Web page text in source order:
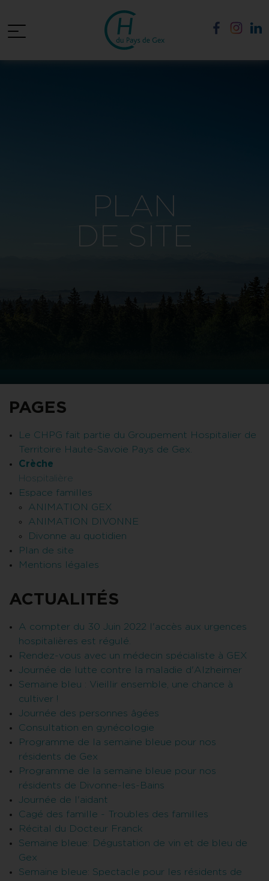
PLAN
DE SITE
PAGES
Le CHPG fait partie du Groupement Hospitalier de
Territoire Haute-Savoie Pays de Gex.
Crèche
Hospitalière
Espace familles
ANIMATION GEX
ANIMATION DIVONNE
Divonne au quotidien
Plan de site
Mentions légales
ACTUALITÉS
A compter du 30 Juin 2022 l'accès aux urgences
hospitalières est régulé.
Rendez-vous avec un médecin spécialiste à GEX
Journée de lutte contre la maladie d'Alzheimer
Semaine bleu : Vieillir ensemble, une chance à
cultiver !
Journée des personnes âgées
Consultation en gynécologie
Programme de la semaine bleue pour nos
résidents de Gex
Programme de la semaine bleue pour nos
résidents de Divonne-les-Bains
Journée de l'aidant
Cagé des famille - Troubles des familles
Récital du Docteur Franck
Semaine bleue: Dégustation de vin et de bleu de
Gex
Semaine bleue: Spectacle pour les résidents de